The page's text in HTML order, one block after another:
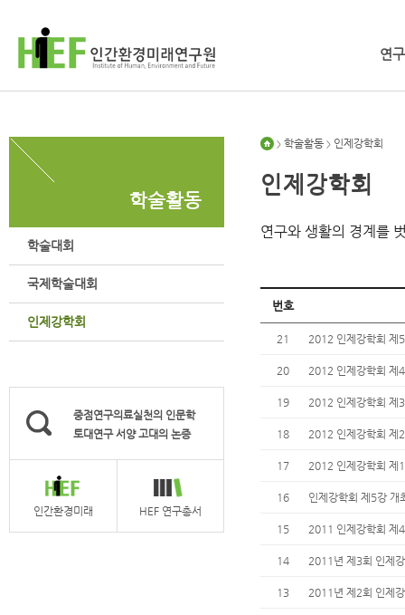
연
학술활동
학술대회
국제학술대회
인제강학회
중점연구의료실천의 인문학
토대연구 서양 고대의 논증
인간환경미래 HEF 연구총서
> 학술활동 > 인제강학회
인제강학회
연구와 생활의 경계를
번호
21 2012 인제강학회 제
20 2012 인제강학회 제
19 2012 인제강학회 제
18 2012 인제강학회 제
17 2012 인제강학회 제
16 인제강학회 제5강 개
15 2011 인제강학회 제
14 2011년 제3회 인제
13 2011년 제2회 인제